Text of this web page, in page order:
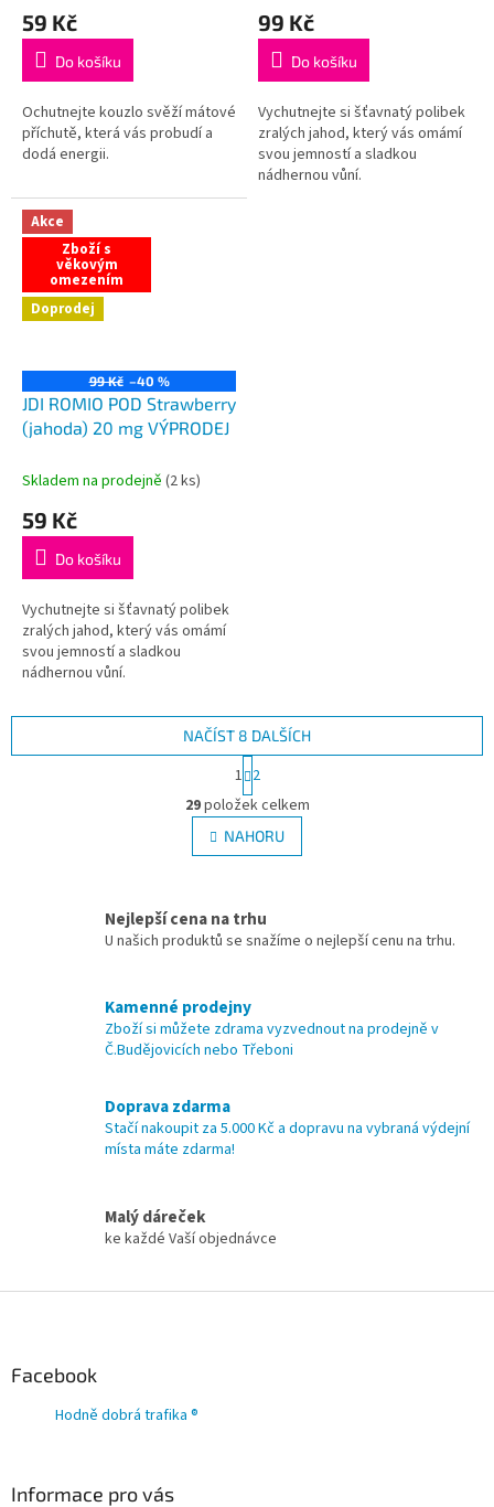
59 Kč
Do košíku
Ochutnejte kouzlo svěží mátové
příchutě, která vás probudí a
dodá energii.
99 Kč
Do košíku
Vychutnejte si šťavnatý polibek
zralých jahod, který vás omámí
svou jemností a sladkou
nádhernou vůní.
Akce
Zboží s
věkovým
omezením
Doprodej
99 Kč –40 %
JDI ROMIO POD Strawberry
(jahoda) 20 mg VÝPRODEJ
Skladem na prodejně (2 ks)
59 Kč
Do košíku
Vychutnejte si šťavnatý polibek
zralých jahod, který vás omámí
svou jemností a sladkou
nádhernou vůní.
O
v
l
á
c
í
v
k
y
i
NAČÍST 8 DALŠÍCH
S
t
r
á
n
k
á
n
í
1 2
29položek celkem
NAHORU
Nejlepší cena na trhu
U našich produktů se snažíme o nejlepší cenu na trhu.
Kamenné prodejny
Zboží si můžete zdrama vyzvednout na prodejně v
Č.Budějovicích nebo Třeboni
Doprava zdarma
Stačí nakoupit za 5.000 Kč a dopravu na vybraná výdejní
místa máte zdarma!
Malý dáreček
ke každé Vaší objednávce
Facebook
Hodně dobrá trafika ®
Informace pro vás